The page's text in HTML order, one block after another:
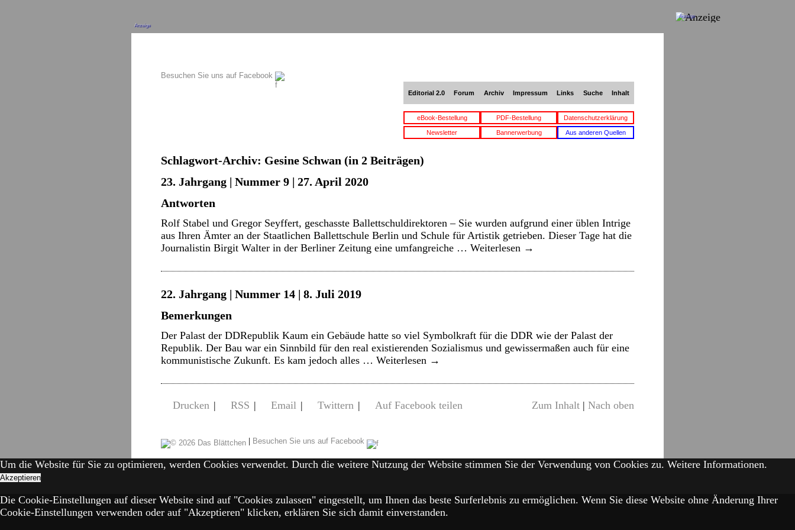
Anzeige
Besuchen Sie uns auf Facebook
Editorial 2.0 Forum Archiv Impressum Links Suche Inhalt
eBook-Bestellung PDF-Bestellung Datenschutzerklärung
Newsletter Bannerwerbung Aus anderen Quellen
Schlagwort-Archiv: Gesine Schwan (in 2 Beiträgen)
23. Jahrgang | Nummer 9 | 27. April 2020
Antworten
Rolf Stabel und Gregor Seyffert, geschasste Ballettschuldirektoren – Sie wurden aufgrund einer üblen Intrige
aus Ihren Ämter an der Staatlichen Ballettschule Berlin und Schule für Artistik getrieben. Dieser Tage hat die
Journalistin Birgit Walter in der Berliner Zeitung eine umfangreiche … Weiterlesen →
22. Jahrgang | Nummer 14 | 8. Juli 2019
Bemerkungen
Der Palast der DDRepublik Kaum ein Gebäude hatte so viel Symbolkraft für die DDR wie der Palast der
Republik. Der Bau war ein Sinnbild für den real existierenden Sozialismus und gewissermaßen auch für eine
kommunistische Zukunft. Es kam jedoch alles … Weiterlesen →
Drucken | RSS | Email | Twittern | Auf Facebook teilen Zum Inhalt | Nach oben
| Besuchen Sie uns auf Facebook
Anzeige
Um die Website für Sie zu optimieren, werden Cookies verwendet. Durch die weitere Nutzung der Website stimmen Sie der Verwendung von Cookies zu. Weitere Informationen.
Akzeptieren
Die Cookie-Einstellungen auf dieser Website sind auf "Cookies zulassen" eingestellt, um Ihnen das beste Surferlebnis zu ermöglichen. Wenn Sie diese Website ohne Änderung Ihrer
Cookie-Einstellungen verwenden oder auf "Akzeptieren" klicken, erklären Sie sich damit einverstanden.